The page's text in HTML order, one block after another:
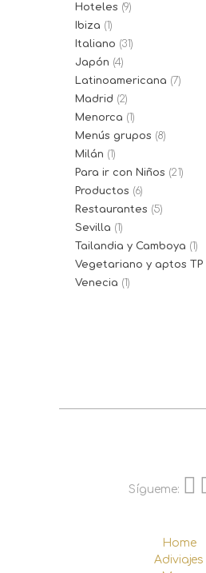
Hoteles (9)
Ibiza (1)
Italiano (31)
Japón (4)
Latinoamericana (7)
Madrid (2)
Menorca (1)
Menús grupos (8)
Milán (1)
Para ir con Niños (21)
Productos (6)
Restaurantes (5)
Sevilla (1)
Tailandia y Camboya (1)
Vegetariano y aptos TP
Venecia (1)
Sígueme:
Home
Adiviajes